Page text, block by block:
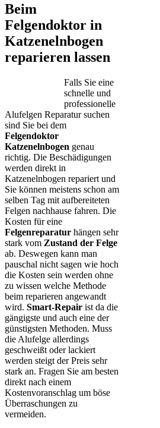
Beim
Felgendoktor in
Katzenelnbogen
reparieren lassen
Falls Sie eine
schnelle und
professionelle
Alufelgen Reparatur suchen
sind Sie bei dem
Felgendoktor
Katzenelnbogen genau
richtig. Die Beschädigungen
werden direkt in
Katzenelnbogen repariert und
Sie können meistens schon am
selben Tag mit aufbereiteten
Felgen nachhause fahren. Die
Kosten für eine
Felgenreparatur hängen sehr
stark vom Zustand der Felge
ab. Deswegen kann man
pauschal nicht sagen wie hoch
die Kosten sein werden ohne
zu wissen welche Methode
beim reparieren angewandt
wird. Smart-Repair ist da die
gängigste und auch eine der
günstigsten Methoden. Muss
die Alufelge allerdings
geschweißt oder lackiert
werden steigt der Preis sehr
stark an. Fragen Sie am besten
direkt nach einem
Kostenvoranschlag um böse
Überraschungen zu
vermeiden.